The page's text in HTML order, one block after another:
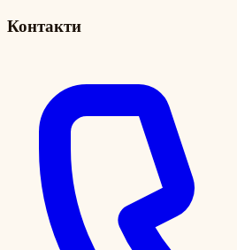
Контакти